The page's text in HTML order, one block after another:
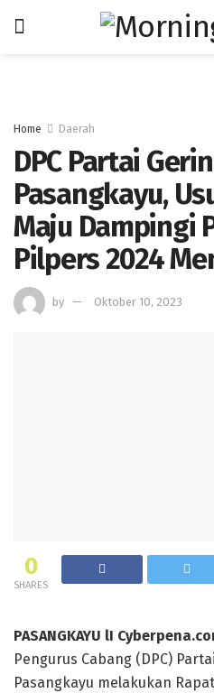
Home Daerah
DPC Partai
Pasangkayu,
Maju Dampingi
Pilpers 2024
by Oktober 10, 2023
0
SHARES
PASANGKAYU lI
Pengurus Cabang (DPC)
Pasangkayu melakukan